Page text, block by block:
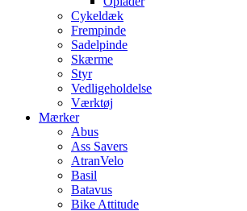
Cykeldæk
Frempinde
Sadelpinde
Skærme
Styr
Vedligeholdelse
Værktøj
Mærker
Abus
Ass Savers
AtranVelo
Basil
Batavus
Bike Attitude